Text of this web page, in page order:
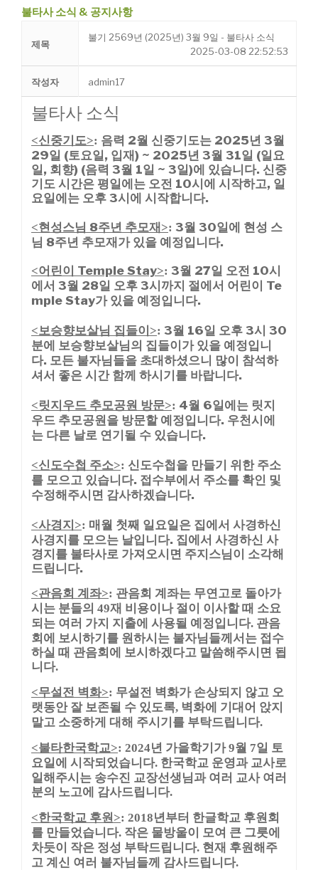
불타사 소식 & 공지사항
제목
불기 2569년 (2025년) 3월 9일 - 불타사 소식
2025-03-08 22:52:53
작성자 admin17
불타사 소식
<신중기도>: 음력 2월 신중기도는 2025년 3월
29일 (토요일, 입재) ~ 2025년 3월 31일 (일요
일, 회향) (음력 3월 1일 ~ 3일)에 있습니다. 신중
기도 시간은 평일에는 오전 10시에 시작하고, 일
요일에는 오후 3시에 시작합니다.
<현성스님 8주년 추모재>: 3월 30일에 현성 스
님 8주년 추모재가 있을 예정입니다.
<어린이 Temple Stay>: 3월 27일 오전 10시
에서 3월 28일 오후 3시까지 절에서 어린이 Te
mple Stay가 있을 예정입니다.
<보승향보살님 집들이>: 3월 16일 오후 3시 30
분에 보승향보살님의 집들이가 있을 예정입니
다. 모든 불자님들을 초대하셨으니 많이 참석하
셔서 좋은 시간 함께 하시기를 바랍니다.
<릿지우드 추모공원 방문>: 4월 6일에는 릿지
우드 추모공원을 방문할 예정입니다. 우천시에
는 다른 날로 연기될 수 있습니다.
<신도수첩 주소>: 신도수첩을 만들기 위한 주소
를 모으고 있습니다. 접수부에서 주소를 확인 및
수정해주시면 감사하겠습니다.
<사경지>: 매월 첫째 일요일은 집에서 사경하신
사경지를 모으는 날입니다. 집에서 사경하신 사
경지를 불타사로 가져오시면 주지스님이 소각해
드립니다.
<관음회 계좌>: 관음회 계좌는 무연고로 돌아가
시는 분들의 49재 비용이나 절이 이사할 때 소요
되는 여러 가지 지출에 사용될 예정입니다. 관음
회에 보시하기를 원하시는 불자님들께서는 접수
하실 때 관음회에 보시하겠다고 말씀해주시면 됩
니다.
<무설전 벽화>: 무설전 벽화가 손상되지 않고 오
랫동안 잘 보존될 수 있도록, 벽화에 기대어 앉지
말고 소중하게 대해 주시기를 부탁드립니다.
<불타한국학교>: 2024년 가을학기가9월 7일 토
요일에 시작되었습니다. 한국학교 운영과 교사로
일해주시는 송수진 교장선생님과 여러 교사 여러
분의 노고에 감사드립니다.
<한국학교 후원>: 2018년부터 한글학교 후원회
를 만들었습니다. 작은 물방울이 모여 큰 그릇에
차듯이 작은 정성 부탁드립니다. 현재 후원해주
고 계신 여러 불자님들께 감사드립니다.